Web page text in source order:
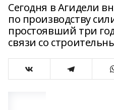
Сегодня в Агидели
по производству
простоявший три
связи со